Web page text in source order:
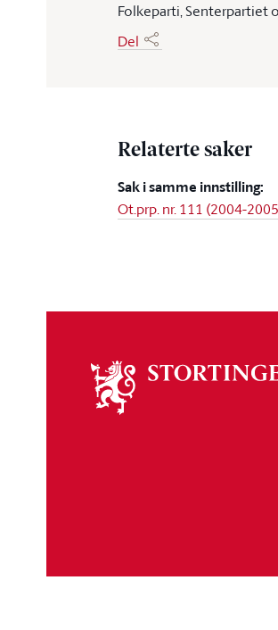
Folkeparti, Senterpartiet
Del
Relaterte saker
Sak i samme innstilling:
Ot.prp. nr. 111 (2004-
stortinget